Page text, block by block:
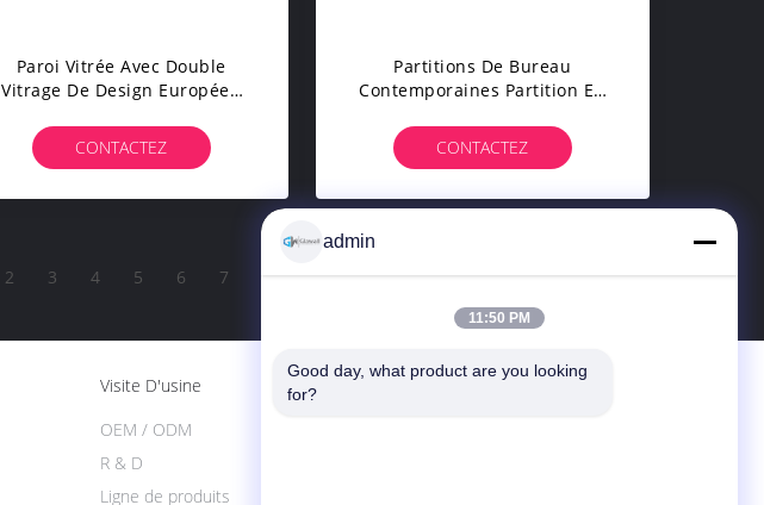
Paroi Vitrée Avec Double
Vitrage De Design Européen
Vue Complète
CONTACTEZ
Partitions De Bureau
Contemporaines Partition En
D'espace De Travail Avec
CONTACTEZ
2 3 4 5 6 7 8 >
Visite D'usine
Ligne de produits
OEM / ODM
R & D
Contactez-Nous
admin
11:50 PM
Good day, what product are you looking
for?